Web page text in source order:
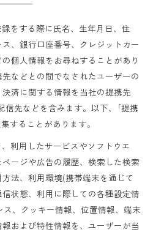
をする際に氏名、生年月日、住
、銀行口座番号、クレジットカー
個人情報をお尋ねすることがあり
などとの間でなされたユーザーの
済に関する情報を当社の提携先
信先などを含みます。以下、｢提携
することがあります。
利用したサービスやソフトウエ
ージや広告の履歴、検索した検索
法、利用環境(携帯端末を通じて
状態、利用に際しての各種設定情
、クッキー情報、位置情報、端末
および特性情報を、ユーザーが当